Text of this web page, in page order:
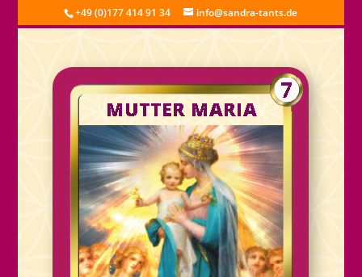
+49 (0)177 414 91 34 info@sandra-tants.de